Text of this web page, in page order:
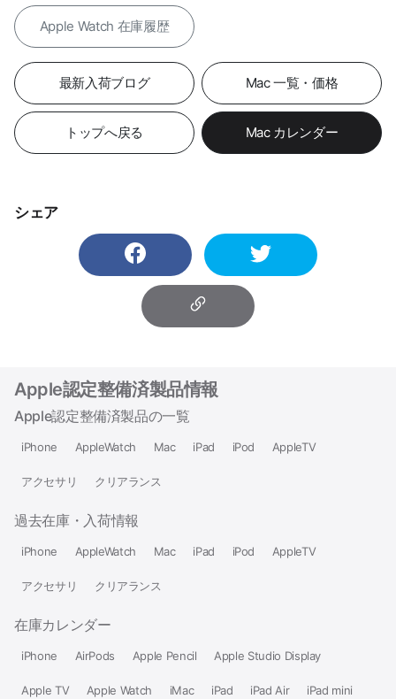
Apple Watch 在庫履歴
最新入荷ブログ Mac 一覧・価格
トップへ戻る Mac カレンダー
シェア
Apple認定整備済製品情報
Apple認定整備済製品の一覧
iPhone AppleWatch Mac iPad iPod AppleTV
アクセサリ クリアランス
過去在庫・入荷情報
iPhone AppleWatch Mac iPad iPod AppleTV
アクセサリ クリアランス
在庫カレンダー
iPhone AirPods Apple Pencil Apple Studio Display
Apple TV Apple Watch iMac iPad iPad Air iPad mini